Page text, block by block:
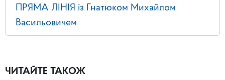
ПРЯМА ЛІНІЯ із Гнатюком Михайлом
Васильовичем
ЧИТАЙТЕ ТАКОЖ